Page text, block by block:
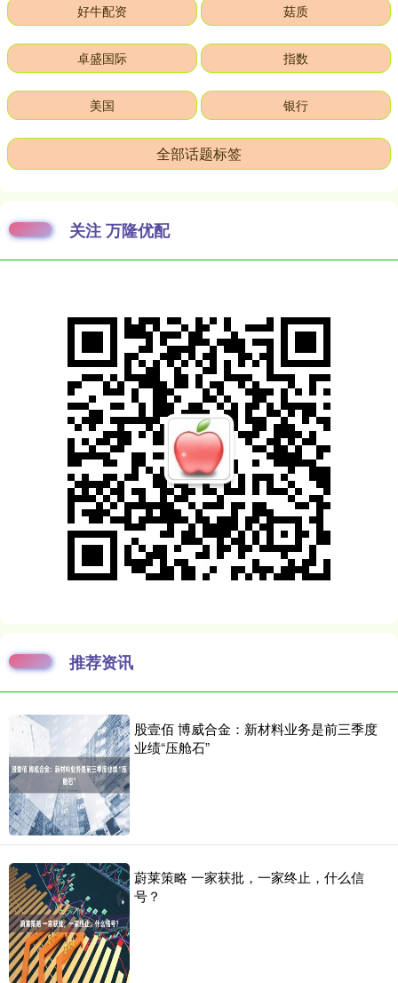
好牛配资 菇质
卓盛国际 指数
美国 银行
全部话题标签
关注 万隆优配
推荐资讯
股壹佰 博威合金：新材料业务是前三季度
业绩“压舱石”
蔚莱策略 一家获批，一家终止，什么信
号？